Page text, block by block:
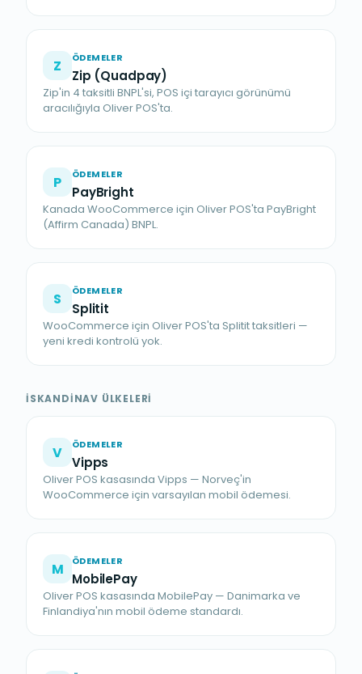
Z ÖDEMELER
Zip (Quadpay)
Zip'in 4 taksitli BNPL'si, POS içi tarayıcı görünümü
aracılığıyla Oliver POS'ta.
P ÖDEMELER
PayBright
Kanada WooCommerce için Oliver POS'ta PayBright
(Affirm Canada) BNPL.
S ÖDEMELER
Splitit
WooCommerce için Oliver POS'ta Splitit taksitleri —
yeni kredi kontrolü yok.
İSKANDINAV ÜLKELERI
V ÖDEMELER
Vipps
Oliver POS kasasında Vipps — Norveç'in
WooCommerce için varsayılan mobil ödemesi.
M ÖDEMELER
MobilePay
Oliver POS kasasında MobilePay — Danimarka ve
Finlandiya'nın mobil ödeme standardı.